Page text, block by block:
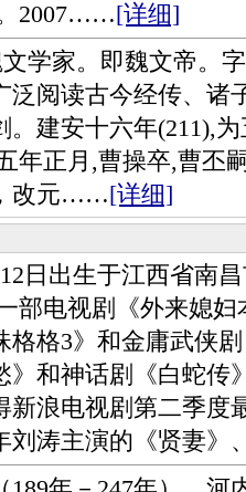
2007……[详细]
家。即魏文帝。
泛阅读古今经传、诸
。建安十六年(211),
年正月,曹操卒,曹丕
改元……[详细]
出生于江西省南昌
部电视剧《外来媳
格格3》和金庸武侠
》和神话剧《白蛇传
新浪电视剧第二季度
刘涛主演的《贤妻